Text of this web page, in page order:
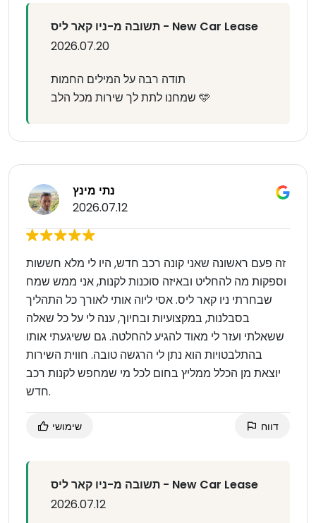
תשובה מ-ניו קאר ליס - New Car Lease
2026.07.20
תודה רבה על המילים החמות
שמחנו לתת לך שירות מכל הלב 🩵
נתי מינץ
2026.07.12
זה פעם ראשונה שאני קונה רכב חדש, היו לי מלא חששות
וספקות מה להחליט ובאיזה סוכנות לקנות, אני ממש שמח
שבחרתי ניו קאר ליס. אסי ליוה אותי לאורך כל התהליך
בסבלנות, במקצועיות ובחיוך, ענה לי על כל שאלה
ששאלתי ועזר לי מאוד להגיע להחלטה. גם ששיגעתי אותו
בהתלבטויות הוא נתן לי הרגשה טובה. חווית השירות
יוצאת מן הכלל ממליץ בחום לכל מי שמחפש לקנות רכב
חדש.
שימושי דווח
תשובה מ-ניו קאר ליס - New Car Lease
2026.07.12